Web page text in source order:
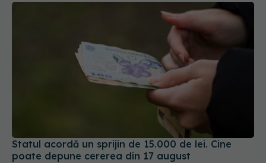
Statul acordă un sprijin de 15.000 de lei. Cine
poate depune cererea din 17 august